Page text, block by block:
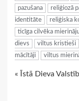
pazušana
reliģiozā
identitāte
reliģiska
ticīga cilvēka
dievs
viltus kristieši
mācītāji
viltus
Continue
« Īstā Dieva